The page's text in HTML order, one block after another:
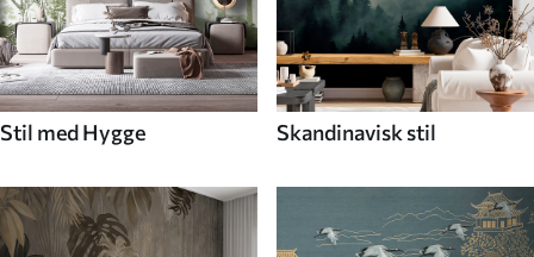
Stil med Hygge Skandinavisk stil